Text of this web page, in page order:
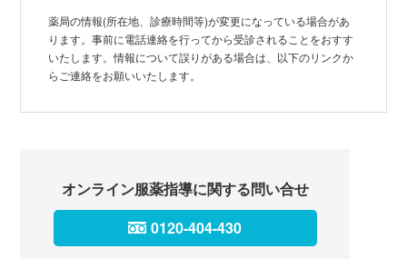
薬局の情報(所在地、診療時間等)が変更になっている場合があ
ります。事前に電話連絡を行ってから受診されることをおすす
いたします。情報について誤りがある場合は、以下のリンクか
らご連絡をお願いいたします。
オンライン服薬指導に関する問い合せ
0120-404-430